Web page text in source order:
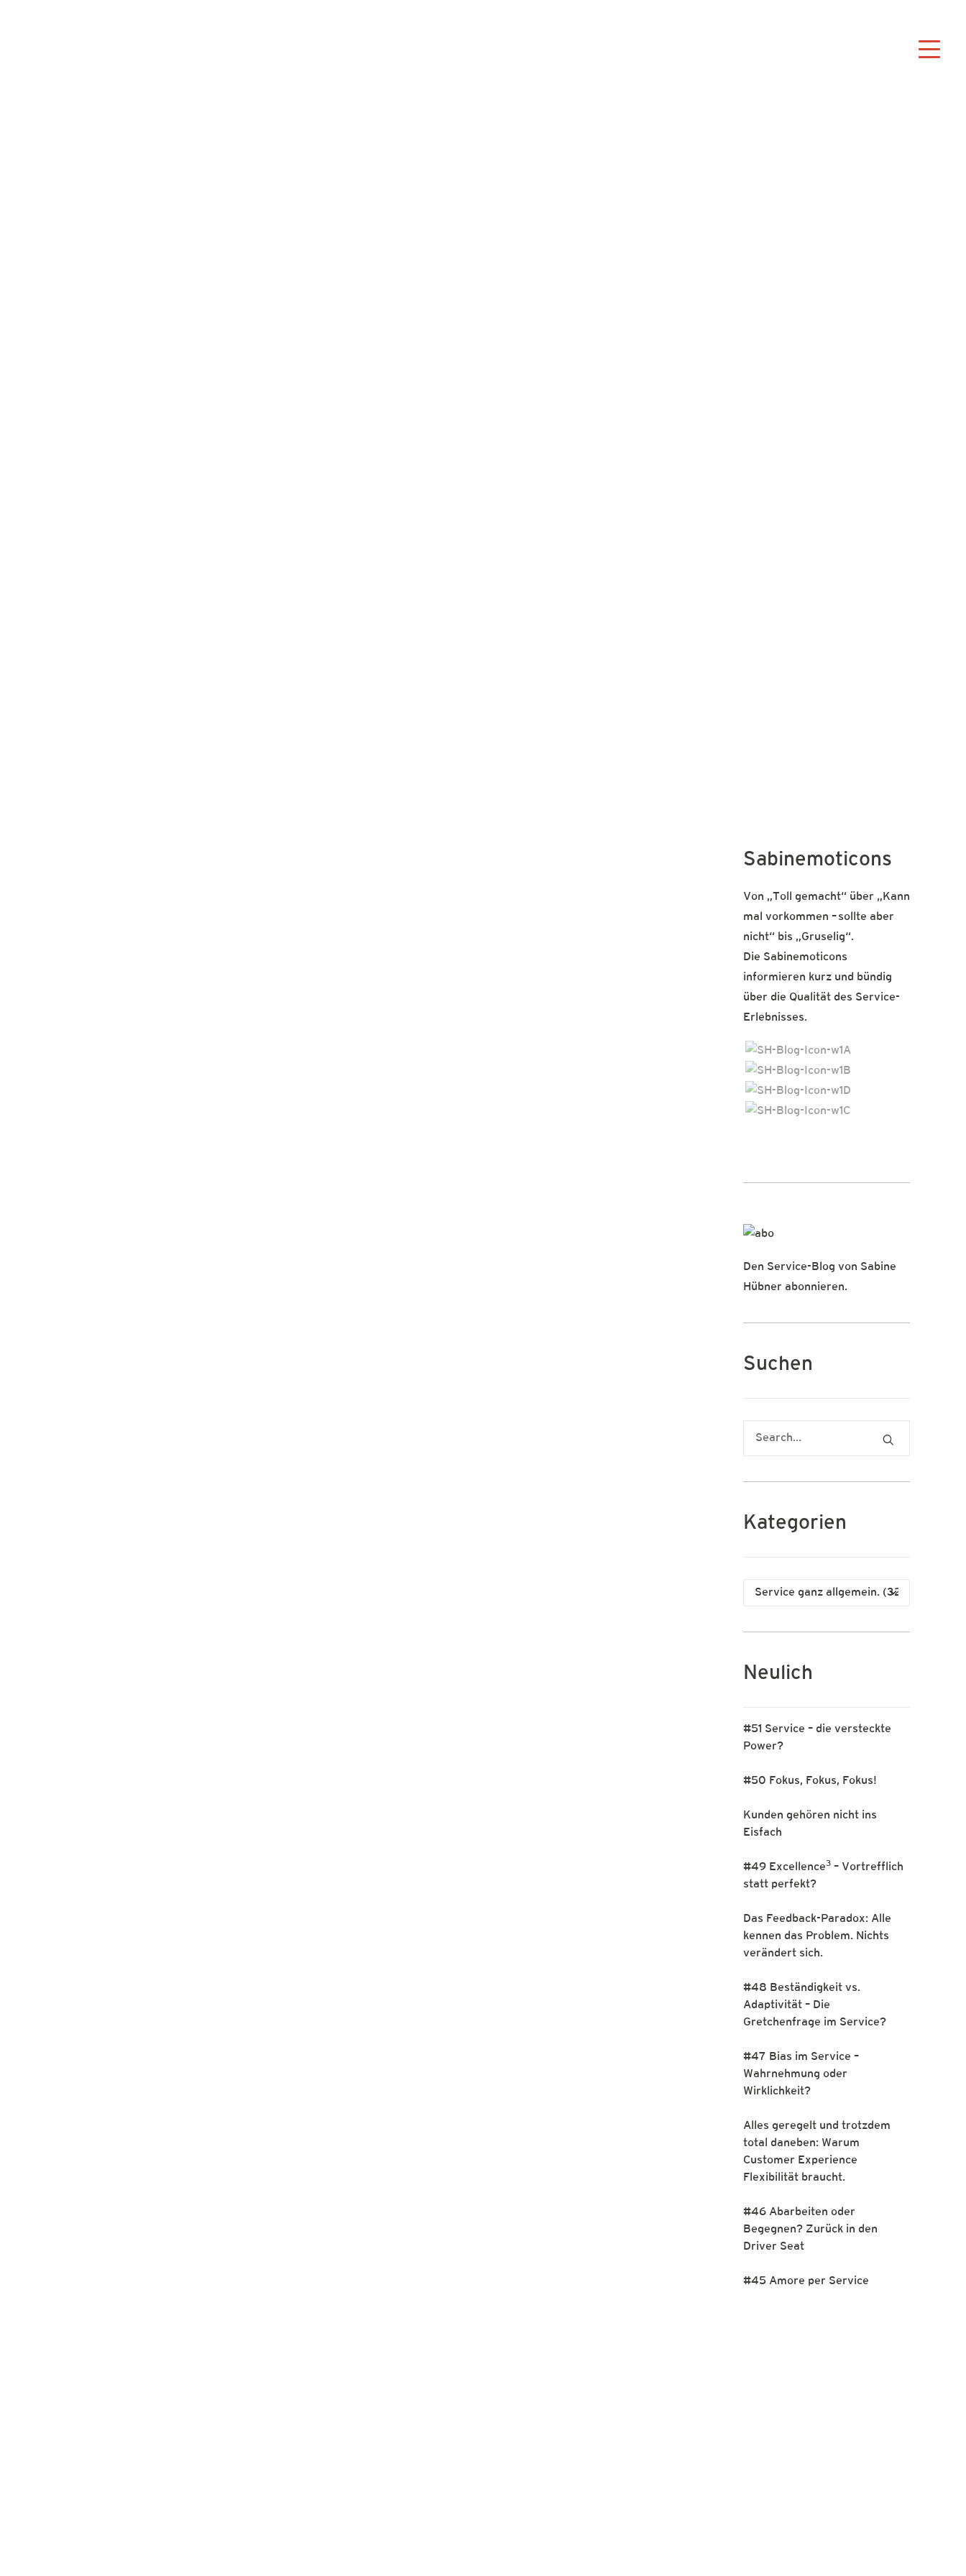
Sabinemoticons
Von „Toll gemacht“ über „Kann
mal vorkommen – sollte aber
nicht“ bis „Gruselig“.
Die Sabinemoticons
informieren kurz und bündig
über die Qualität des Service-
Erlebnisses.
Den Service-Blog von Sabine
Hübner abonnieren.
Suchen
Kategorien
Kategorien
Neulich
#51 Service – die versteckte
Power?
#50 Fokus, Fokus, Fokus!
Kunden gehören nicht ins
Eisfach
#49 Excellence3 – Vortrefflich
statt perfekt?
Das Feedback-Paradox: Alle
kennen das Problem. Nichts
verändert sich.
#48 Beständigkeit vs.
Adaptivität – Die
Gretchenfrage im Service?
#47 Bias im Service –
Wahrnehmung oder
Wirklichkeit?
Alles geregelt und trotzdem
total daneben: Warum
Customer Experience
Flexibilität braucht.
#46 Abarbeiten oder
Begegnen? Zurück in den
Driver Seat
#45 Amore per Service